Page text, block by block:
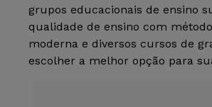
grupos educacionais de ensino
qualidade de ensino com
moderna e diversos cursos de
escolher a melhor opção para